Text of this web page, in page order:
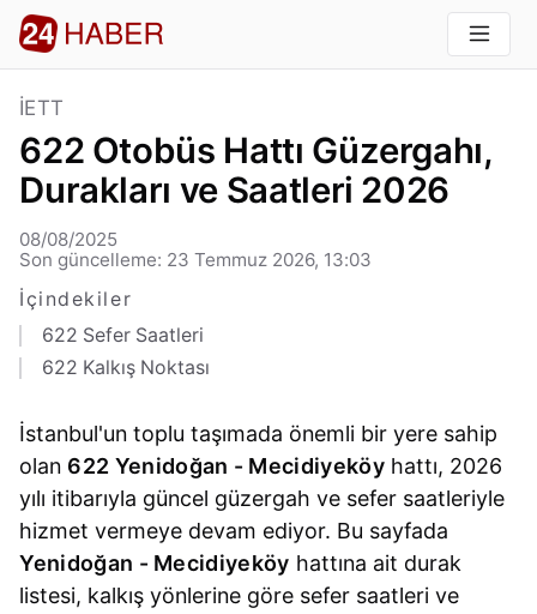
İETT
622 Otobüs Hattı Güzergahı,
Durakları ve Saatleri 2026
08/08/2025
Son güncelleme: 23 Temmuz 2026, 13:03
İçindekiler
622 Sefer Saatleri
622 Kalkış Noktası
İstanbul'un toplu taşımada önemli bir yere sahip
olan 622 Yenidoğan - Mecidiyeköy hattı, 2026
yılı itibarıyla güncel güzergah ve sefer saatleriyle
hizmet vermeye devam ediyor. Bu sayfada
Yenidoğan - Mecidiyeköy hattına ait durak
listesi, kalkış yönlerine göre sefer saatleri ve